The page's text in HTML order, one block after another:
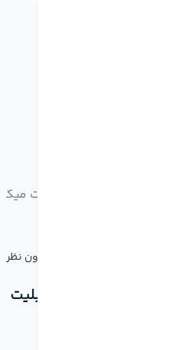
بدون نظر
چه گوشی های ای او اس 16 دریافت میکنند؟قابلیت